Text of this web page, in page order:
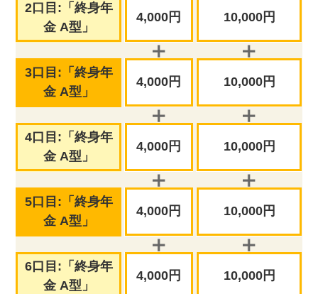
2口目:「終身年
金 A型」
4,000円 10,000円
3口目:「終身年
金 A型」
4,000円 10,000円
4口目:「終身年
金 A型」
4,000円 10,000円
5口目:「終身年
金 A型」
4,000円 10,000円
6口目:「終身年
金 A型」
4,000円 10,000円